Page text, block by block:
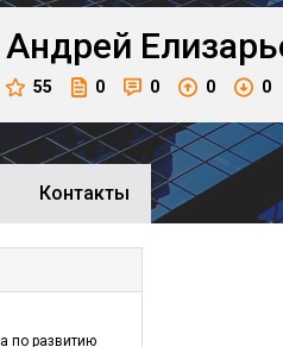
Андрей
55 0 0 0 0
Контакты
по развитию